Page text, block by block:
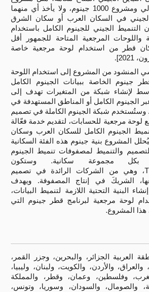
الدولي ومشروع 1000 جينوم، ولا يأخذ أي منهما
الجيني في السكان العرب أو سكان الشرق
التنميط الجيني للجينوم الكامل باستخدام
واللوحات المرجعية المتاحة للجمهور أقل
قطر من استخدام لوحة مرجعية خاصة
المنشود من المشروع إلى استخدام اللوحة
جينوم الخاصة ببيانات الجينوم الكامل
لإنشاء شبكة من المتغيرات تهدف إلى
الجينوم الكامل أو المناطق المستهدفة في
وستُستخدم شبكة الجينوم الكاملة في تصميم
مرجعية للحسابات، لتقديم خدمة فعّالة
الجينوم الكامل للسكان العرب وسكان
المشروع بنية جينوم هذه الفئة السكانية
والتنميط لمصفوفات تنميط الجينوم
بكل مجموعة سكانية. وستكون
، وهي من الشركات الرائدة في تصميم
الشريكَ في إنتاج المصفوفة. ويهدف
البنية التحتية اللازمة لتنميط البيانات،
لوحة مرجعية لبرنامج قطر جينوم التي
المشروع.
العربية الجزائر، والبحرين، وجزر القمر،
والأردن، والكويت، ولبنان، وليبيا،
وفلسطين، وعمان، وقطر، والمملكة
والصومال، والسودان، وسوريا، وتونس،